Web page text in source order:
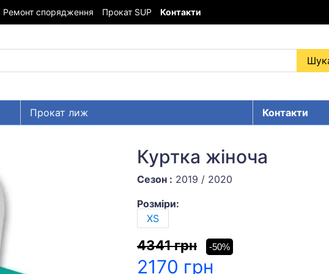
Ремонт спорядження Прокат SUP Контакти
Прокат лиж
Контакти
Куртка жіноча
Сезон : 2019 / 2020
Розміри:
XS
4341 грн -50%
2170 грн